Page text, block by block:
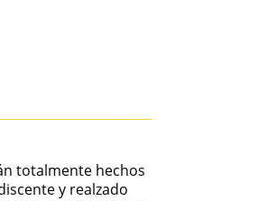
totalmente hechos
y realzado